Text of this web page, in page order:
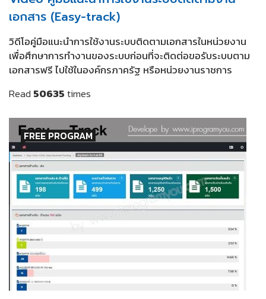
เอกสาร (Easy-track)
วิดีโอคู่มือแนะนำการใช้งานระบบติดตามเอกสารในหน่วยงาน
เพื่อศึกษาการทำงานของระบบก่อนที่จะติดต่อขอรับระบบตาม
เอกสารฟรี ไปใช้ในองค์กรภาครัฐ หรือหน่วยงานราชการ
Read 50635times
FREE PROGRAM